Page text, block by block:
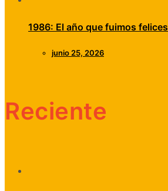
1986: El año que fuimos felices
junio 25, 2026
Reciente